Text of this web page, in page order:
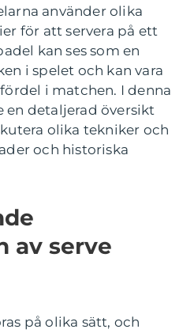
använder olika
för att servera på ett
kan ses som en
i spelet och kan vara
i matchen. I denna
en detaljerad översikt
olika tekniker och
och historiska
av serve
på olika sätt, och